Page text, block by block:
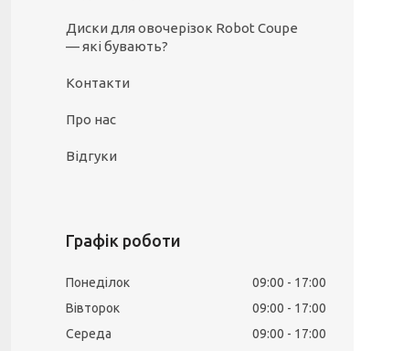
Диски для овочерізок Robot Coupe
— які бувають?
Контакти
Про нас
Відгуки
Графік роботи
Понеділок 09:00
17:00
Вівторок
09:00
17:00
Середа
09:00
17:00